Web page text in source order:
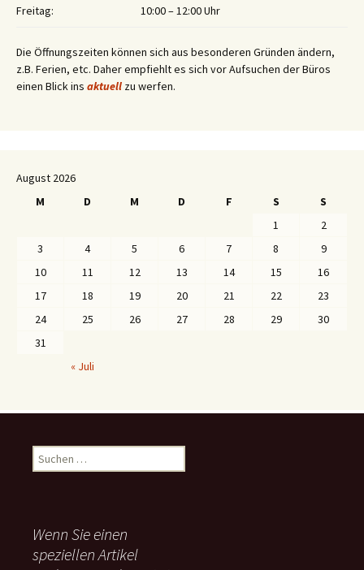
Freitag: 10:00 – 12:00 Uhr
Die Öffnungszeiten können sich aus besonderen Gründen ändern,
z.B. Ferien, etc. Daher empfiehlt es sich vor Aufsuchen der Büros
einen Blick ins aktuell zu werfen.
August 2026
M
D M D F S
S
1
2
3
4 5 6 7 8
9
10
11 12 13 14 15
16
17
18 19 20 21 22
23
24
25 26 27 28 29
30
31
« Juli
u
n
n
Wenn Sie einen
speziellen Artikel